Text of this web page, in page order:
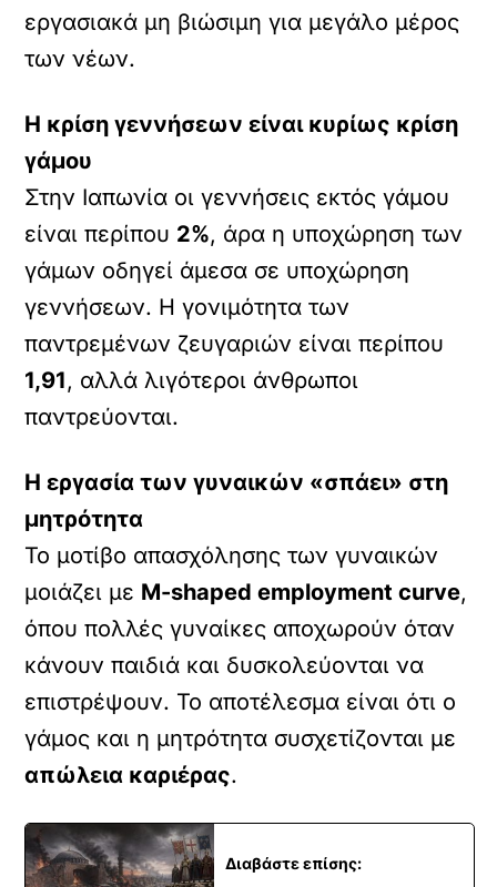
εργασιακά μη βιώσιμη για μεγάλο μέρος
των νέων.
Η κρίση γεννήσεων είναι κυρίως κρίση
γάμου
Στην Ιαπωνία οι γεννήσεις εκτός γάμου
είναι περίπου 2%, άρα η υποχώρηση των
γάμων οδηγεί άμεσα σε υποχώρηση
γεννήσεων. Η γονιμότητα των
παντρεμένων ζευγαριών είναι περίπου
1,91, αλλά λιγότεροι άνθρωποι
παντρεύονται.
Η εργασία των γυναικών «σπάει» στη
μητρότητα
Το μοτίβο απασχόλησης των γυναικών
μοιάζει με M-shaped employment curve,
όπου πολλές γυναίκες αποχωρούν όταν
κάνουν παιδιά και δυσκολεύονται να
επιστρέψουν. Το αποτέλεσμα είναι ότι ο
γάμος και η μητρότητα συσχετίζονται με
απώλεια καριέρας.
Διαβάστε επίσης: